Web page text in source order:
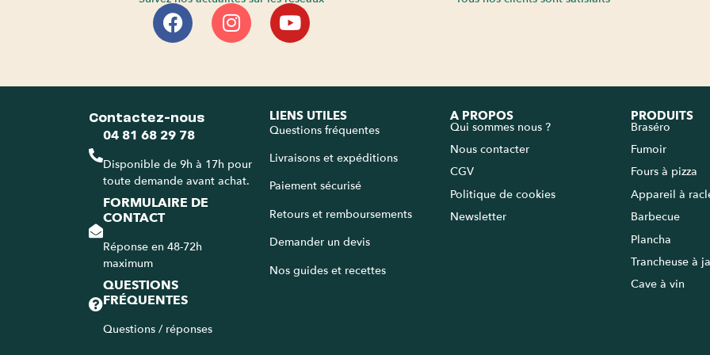
Contactez-nous
04 81 68 29 78
Disponible de 9h à 17h pour
toute demande avant achat.
FORMULAIRE DE
CONTACT
Réponse en 48-72h
maximum
QUESTIONS
FRÉQUENTES
Questions / réponses
LIENS UTILES
Questions fréquentes
Livraisons et expéditions
Paiement sécurisé
Retours et remboursements
Demander un devis
Nos guides et recettes
A PROPOS
Qui sommes nous ?
Nous contacter
CGV
Politique de cookies
Newsletter
PRODUITS
Braséro
Fumoir
Fours à pizza
Appareil à
Barbecue
Plancha
Trancheuse à
Cave à vin